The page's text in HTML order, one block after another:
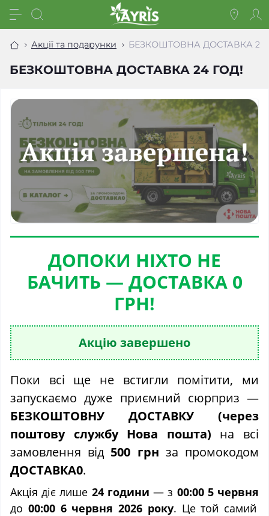
Акції та подарунки БЕЗКОШТОВНА ДОСТАВКА 24
БЕЗКОШТОВНА ДОСТАВКА 24 ГОД!
ДОПОКИ НІХТО НЕ
БАЧИТЬ — ДОСТАВКА 0
ГРН!
Акцію завершено
Поки всі ще не встигли помітити, ми
запускаємо дуже приємний сюрприз —
БЕЗКОШТОВНУ ДОСТАВКУ (через
поштову службу Нова пошта) на всі
замовлення від 500 грн за промокодом
ДОСТАВКА0.
Акція діє лише 24 години — з 00:00 5 червня
до 00:00 6 червня 2026 року. Це той самий